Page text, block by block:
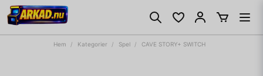
Hem Kategorier Spel CAVE STORY+ SWITCH